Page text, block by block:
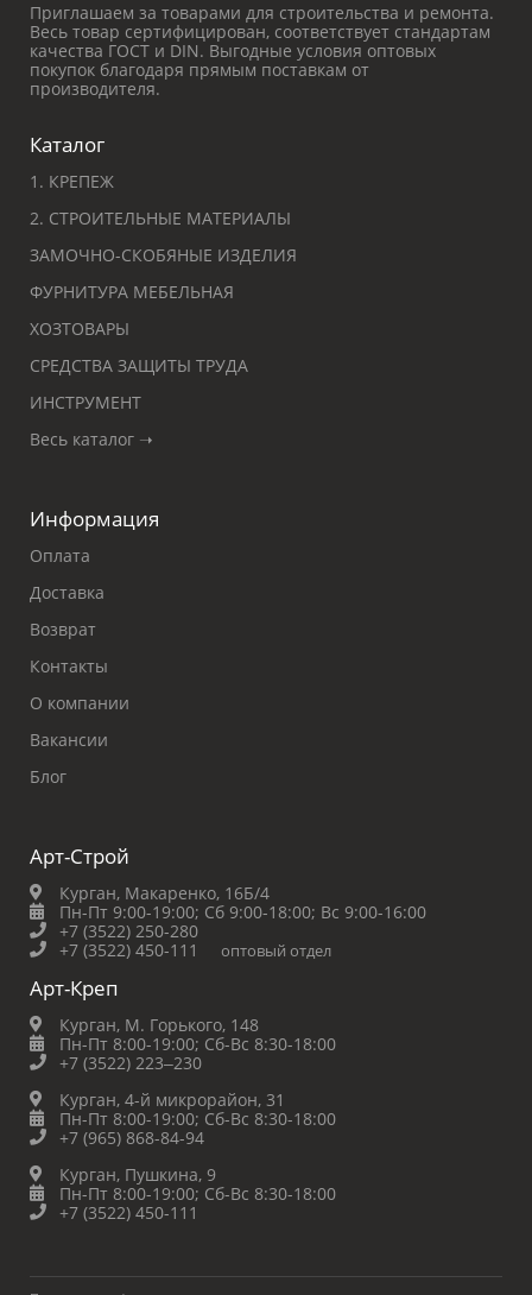
Приглашаем за товарами для строительства и ремонта.
Весь товар сертифицирован, соответствует стандартам
качества ГОСТ и DIN. Выгодные условия оптовых
покупок благодаря прямым поставкам от
производителя.
Каталог
1. КРЕПЕЖ
2. СТРОИТЕЛЬНЫЕ МАТЕРИАЛЫ
ЗАМОЧНО-СКОБЯНЫЕ ИЗДЕЛИЯ
ФУРНИТУРА МЕБЕЛЬНАЯ
ХОЗТОВАРЫ
СРЕДСТВА ЗАЩИТЫ ТРУДА
ИНСТРУМЕНТ
Весь каталог ➝
Информация
Оплата
Доставка
Возврат
Контакты
О компании
Вакансии
Блог
Арт-Строй
Курган, Макаренко, 16Б/4
Пн-Пт 9:00-19:00; Сб 9:00-18:00; Вс 9:00-16:00
+7 (3522) 250-280
+7 (3522) 450-111
оптовый отдел
Арт-Креп
Курган, М. Горького, 148
Пн-Пт 8:00-19:00; Сб-Вс 8:30-18:00
+7 (3522) 223‒230
Курган, 4-й микрорайон, 31
Пн-Пт 8:00-19:00; Сб-Вс 8:30-18:00
+7 (965) 868-84-94
Курган, Пушкина, 9
Пн-Пт 8:00-19:00; Сб-Вс 8:30-18:00
+7 (3522) 450-111